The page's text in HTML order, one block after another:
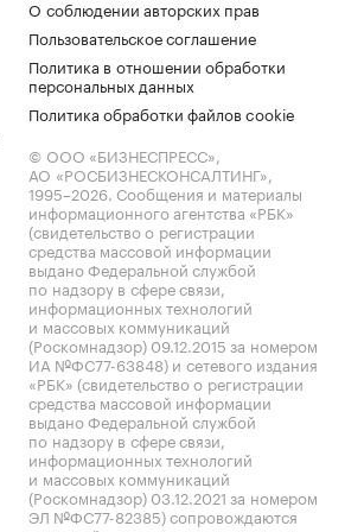
О соблюдении авторских прав
Пользовательское соглашение
Политика в отношении обработки
персональных данных
Политика обработки файлов cookie
© ООО «БИЗНЕСПРЕСС»,
АО «РОСБИЗНЕСКОНСАЛТИНГ»,
1995–2026. Сообщения и материалы
информационного агентства «РБК»
(свидетельство о регистрации
средства массовой информации
выдано Федеральной службой
по надзору в сфере связи,
информационных технологий
и массовых коммуникаций
(Роскомнадзор) 09.12.2015 за номером
ИА №ФС77-63848) и сетевого издания
«РБК» (свидетельство о регистрации
средства массовой информации
выдано Федеральной службой
по надзору в сфере связи,
информационных технологий
и массовых коммуникаций
(Роскомнадзор) 03.12.2021 за номером
ЭЛ №ФС77-82385) сопровождаются